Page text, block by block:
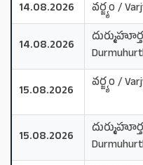
14.08.2026
వర్జ్యం /
14.08.2026
15.08.2026
వర్జ్యం /
15.08.2026